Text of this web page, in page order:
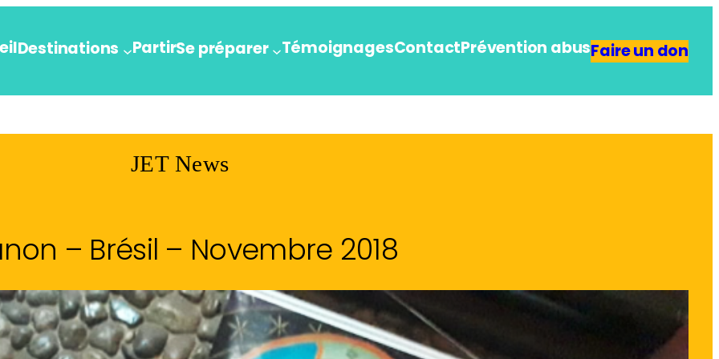
Destinations PartirSe préparer TémoignagesContactPrévention abusFaire un don
JET News
– Brésil – Novembre 2018